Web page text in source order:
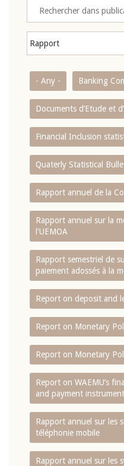
- Any - Banking
Documents d’Etude et
Financial Inclusion
Quaterly Statistical
Rapport annuel de la
Rapport annuel sur la
l'UEMOA
Rapport semestriel de
paiement adossés à la
Report on deposit and
Report on Monetary
Report on Monetary
Report on WAEMU’s
and payment
Rapport annuel sur les
téléphonie mobile
Rapport annuel sur les